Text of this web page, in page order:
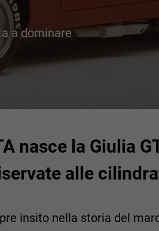
a dominare
nasce la Giulia
alle
insito nella storia del